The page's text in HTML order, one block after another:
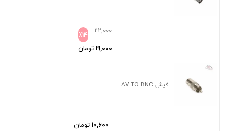
٪14 22,000
19,000تومان
فیش AV TO BNC
10,600تومان